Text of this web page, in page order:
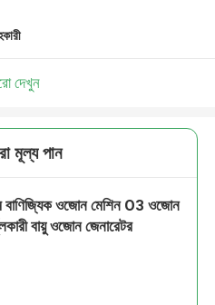
দেখুন
মূল্য পান
বাণিজ্যিক ওজোন মেশিন O3 ওজোন
বায়ু ওজোন জেনারেটর